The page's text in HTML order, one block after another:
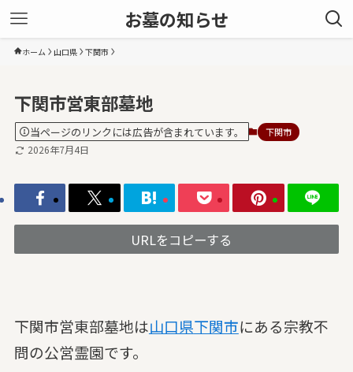
お墓の知らせ
ホーム 山口県 下関市
下関市営東部墓地
当ページのリンクには広告が含まれています。 下関市
2026年7月4日
URLをコピーする
下関市営東部墓地は山口県下関市にある宗教不
問の公営霊園です。